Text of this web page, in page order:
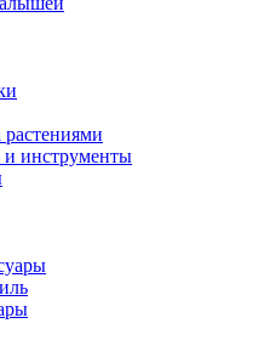
растениями
инструменты